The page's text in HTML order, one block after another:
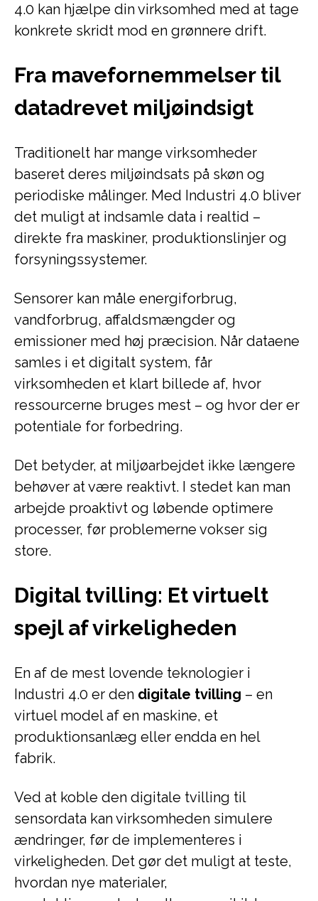
4.0 kan hjælpe din virksomhed med at tage
konkrete skridt mod en grønnere drift.
Fra mavefornemmelser til
datadrevet miljøindsigt
Traditionelt har mange virksomheder
baseret deres miljøindsats på skøn og
periodiske målinger. Med Industri 4.0 bliver
det muligt at indsamle data i realtid –
direkte fra maskiner, produktionslinjer og
forsyningssystemer.
Sensorer kan måle energiforbrug,
vandforbrug, affaldsmængder og
emissioner med høj præcision. Når dataene
samles i et digitalt system, får
virksomheden et klart billede af, hvor
ressourcerne bruges mest – og hvor der er
potentiale for forbedring.
Det betyder, at miljøarbejdet ikke længere
behøver at være reaktivt. I stedet kan man
arbejde proaktivt og løbende optimere
processer, før problemerne vokser sig
store.
Digital tvilling: Et virtuelt
spejl af virkeligheden
En af de mest lovende teknologier i
Industri 4.0 er den digitale tvilling – en
virtuel model af en maskine, et
produktionsanlæg eller endda en hel
fabrik.
Ved at koble den digitale tvilling til
sensordata kan virksomheden simulere
ændringer, før de implementeres i
virkeligheden. Det gør det muligt at teste,
hvordan nye materialer,